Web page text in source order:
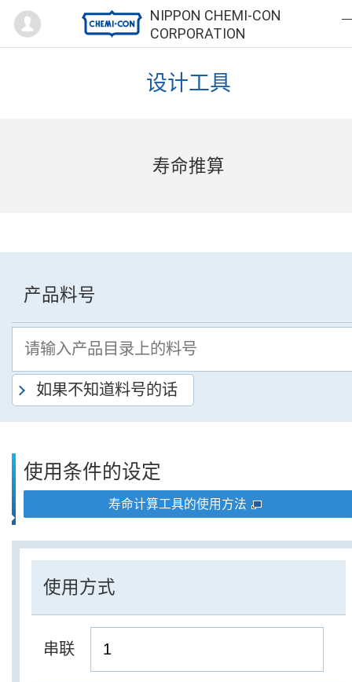
NIPPON CHEMI-CON
CORPORATION
Mypage
设计工具
寿命推算
产品料号
如果不知道料号的话
使用条件的设定
寿命计算工具的使用方法
使用方式
串联